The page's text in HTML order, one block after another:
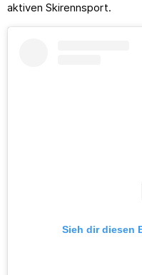
aktiven Skirennsport.
Sieh dir diesen